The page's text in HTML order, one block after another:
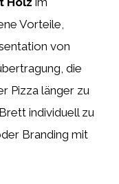
Vorteile,
von
die
Pizza länger zu
individuell zu
Branding mit